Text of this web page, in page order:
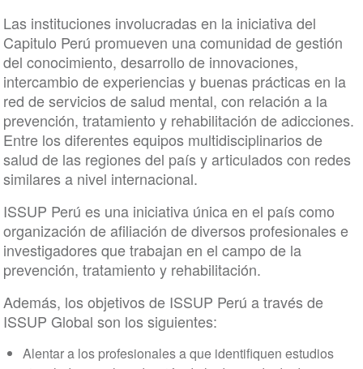
Las instituciones involucradas en la iniciativa del
Capitulo Perú promueven una comunidad de gestión
del conocimiento, desarrollo de innovaciones,
intercambio de experiencias y buenas prácticas en la
red de servicios de salud mental, con relación a la
prevención, tratamiento y rehabilitación de adicciones.
Entre los diferentes equipos multidisciplinarios de
salud de las regiones del país y articulados con redes
similares a nivel internacional.
ISSUP Perú es una iniciativa única en el país como
organización de afiliación de diversos profesionales e
investigadores que trabajan en el campo de la
prevención, tratamiento y rehabilitación.
Además, los objetivos de ISSUP Perú a través de
ISSUP Global son los siguientes:
Alentar a los profesionales a que identifiquen estudios